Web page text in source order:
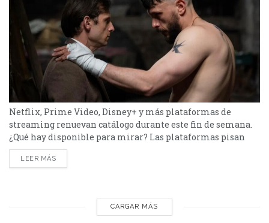
Netflix, Prime Video, Disney+ y más plataformas de
streaming renuevan catálogo durante este fin de semana.
¿Qué hay disponible para mirar? Las plataformas pisan
fuerte con una batería de lanzamientos que combinan
producciones locales y adaptaciones ambiciosas. De Netflix
LEER MÁS
CARGAR MÁS